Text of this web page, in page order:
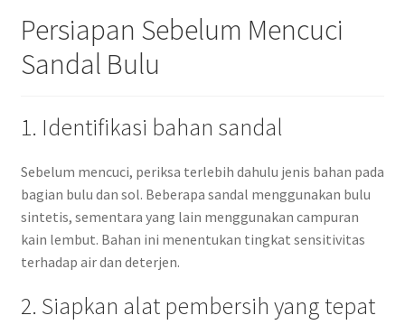
Persiapan Sebelum Mencuci
Sandal Bulu
1. Identifikasi bahan sandal
Sebelum mencuci, periksa terlebih dahulu jenis bahan pada
bagian bulu dan sol. Beberapa sandal menggunakan bulu
sintetis, sementara yang lain menggunakan campuran
kain lembut. Bahan ini menentukan tingkat sensitivitas
terhadap air dan deterjen.
2. Siapkan alat pembersih yang tepat